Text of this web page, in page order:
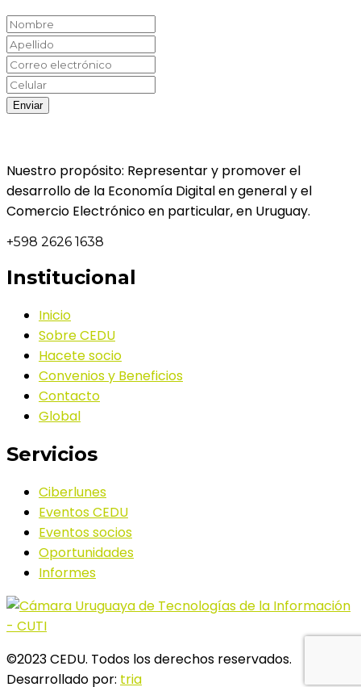
Nuestro propósito: Representar y promover el
desarrollo de la Economía Digital en general y el
Comercio Electrónico en particular, en Uruguay.
+598 2626 1638
Institucional
Inicio
Sobre CEDU
Hacete socio
Convenios y Beneficios
Contacto
Global
Servicios
Ciberlunes
Eventos CEDU
Eventos socios
Oportunidades
Informes
©2023 CEDU. Todos los derechos reservados.
Desarrollado por: tria